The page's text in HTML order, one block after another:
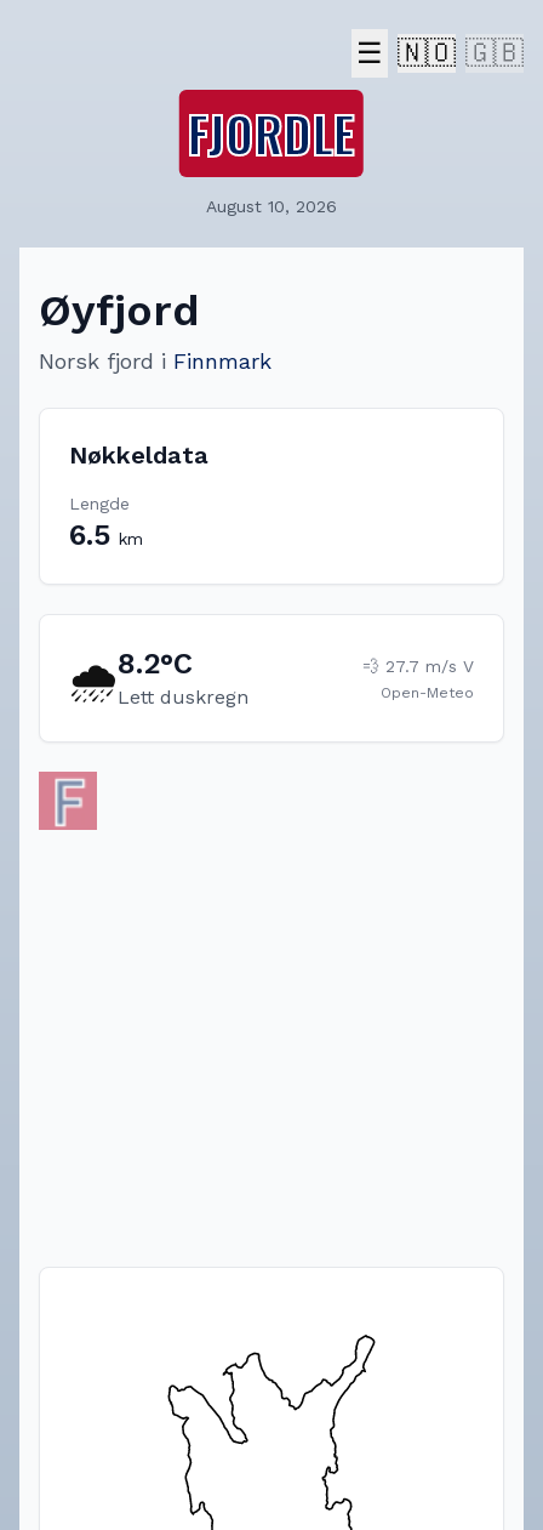
☰ 🇳🇴 🇬🇧
FJORDLE
August 10, 2026
Øyfjord
Norsk fjord i Finnmark
Nøkkeldata
Lengde
6.5 km
🌧️8.2°C
Lett duskregn
💨 27.7 m/s V
Open-Meteo